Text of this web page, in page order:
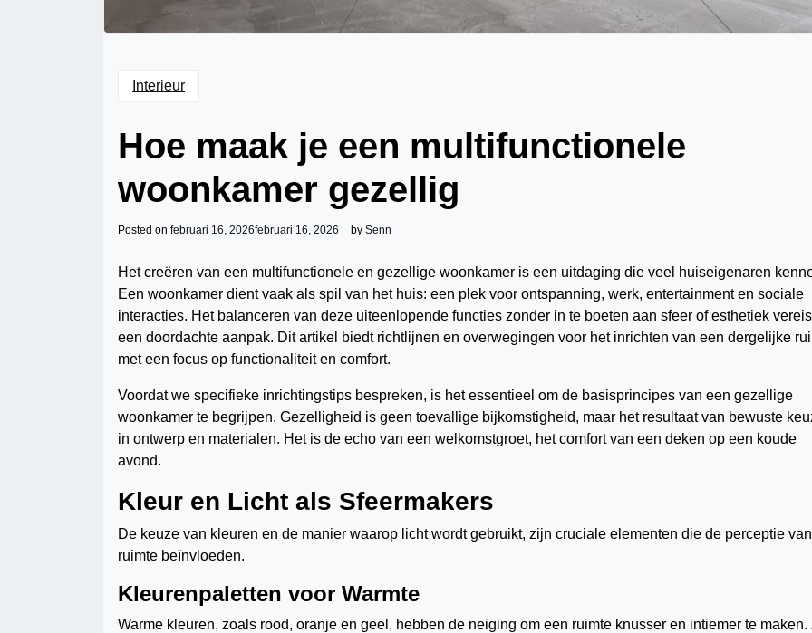
Interieur
Hoe maak je een multifunctionele
woonkamer gezellig
Posted on februari 16, 2026februari 16, 2026 by Senn
Het creëren van een multifunctionele en gezellige woonkamer is een uitdaging die veel huiseigenaren
Een woonkamer dient vaak als spil van het huis: een plek voor ontspanning, werk, entertainment en sociale
interacties. Het balanceren van deze uiteenlopende functies zonder in te boeten aan sfeer of esthetiek
een doordachte aanpak. Dit artikel biedt richtlijnen en overwegingen voor het inrichten van een dergelijke
met een focus op functionaliteit en comfort.
Voordat we specifieke inrichtingstips bespreken, is het essentieel om de basisprincipes van een gezellige
woonkamer te begrijpen. Gezelligheid is geen toevallige bijkomstigheid, maar het resultaat van bewuste
in ontwerp en materialen. Het is de echo van een welkomstgroet, het comfort van een deken op een koude
avond.
Kleur en Licht als Sfeermakers
De keuze van kleuren en de manier waarop licht wordt gebruikt, zijn cruciale elementen die de perceptie
ruimte beïnvloeden.
Kleurenpaletten voor Warmte
Warme kleuren, zoals rood, oranje en geel, hebben de neiging om een ruimte knusser en intiemer te maken.